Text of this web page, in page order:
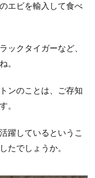
エビを輸入して食べ
ックタイガーなど、
。
ンのことは、ご存知
。
躍しているというこ
たでしょうか。